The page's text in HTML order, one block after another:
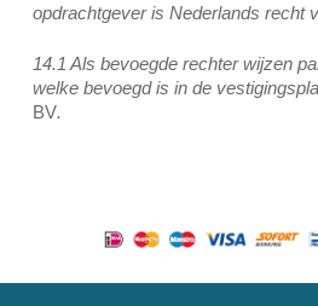
opdrachtgever is Nederlands recht
14.1 Als bevoegde rechter wijzen
welke bevoegd is in de
BV.